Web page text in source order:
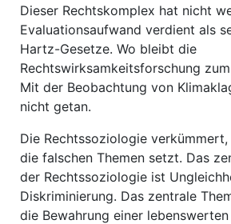
Dieser Rechtskomplex hat nicht
Evaluationsaufwand verdient als
Hartz-Gesetze. Wo bleibt die
Rechtswirksamkeitsforschung
Mit der Beobachtung von
nicht getan.
Die Rechtssoziologie
die falschen Themen setzt. Das
der Rechtssoziologie ist
Diskriminierung. Das zentrale
die Bewahrung einer